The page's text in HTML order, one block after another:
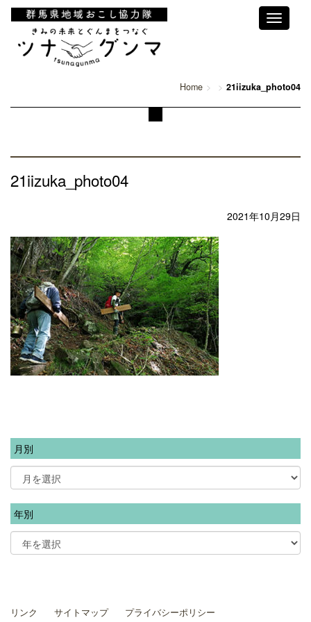
Toggle
Home 21iizuka_photo04
21iizuka_photo04
2021年10月29日
月別
年別
リンク サイトマップ プライバシーポリシー